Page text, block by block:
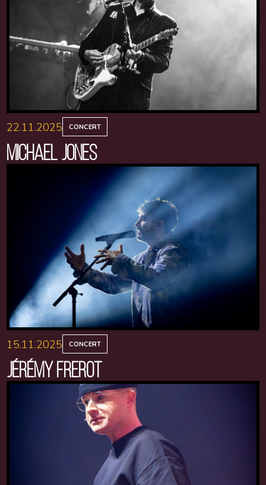
22.11.2025 CONCERT
MICHAEL JONES
15.11.2025 CONCERT
JÉRÉMY FREROT